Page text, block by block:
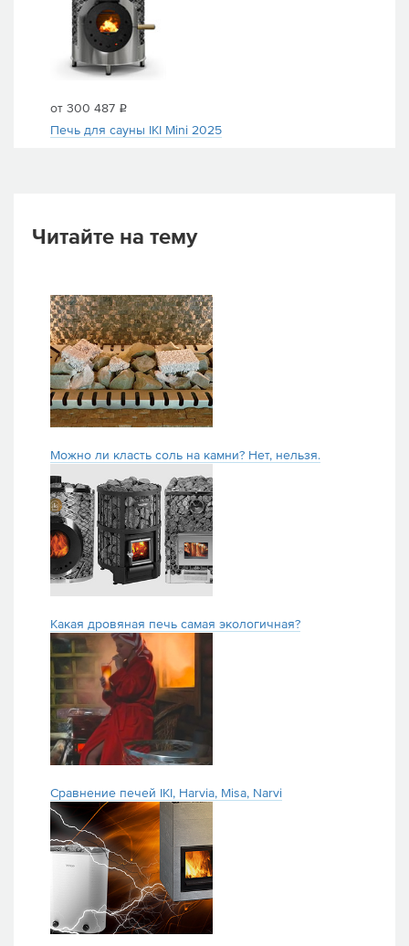
от 300 487 i
Печь для сауны IKI Mini 2025
Читайте на тему
Можно ли класть соль на камни? Нет, нельзя.
Какая дровяная печь самая экологичная?
Сравнение печей IKI, Harvia, Misa, Narvi